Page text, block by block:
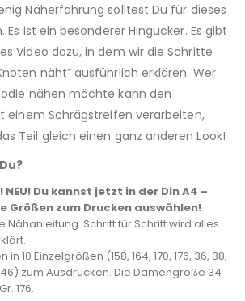
Näherfahrung solltest Du für dieses
Es ist ein besonderer Hingucker. Es gibt
Video dazu, in dem wir die Schritte
näht” ausführlich erklären. Wer
nähen möchte kann den
einem Schrägstreifen verarbeiten,
Teil gleich einen ganz anderen Look!
NEU! Du kannst jetzt in der Din A4 –
Größen zum Drucken auswählen!
Nähanleitung. Schritt für Schritt wird alles
10 Einzelgrößen (158, 164, 170, 176, 36, 38,
zum Ausdrucken. Die Damengröße 34
176.